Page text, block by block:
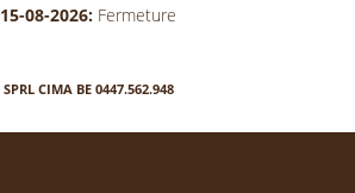
15-08-2026: Fermeture
SPRL CIMA BE 0447.562.948